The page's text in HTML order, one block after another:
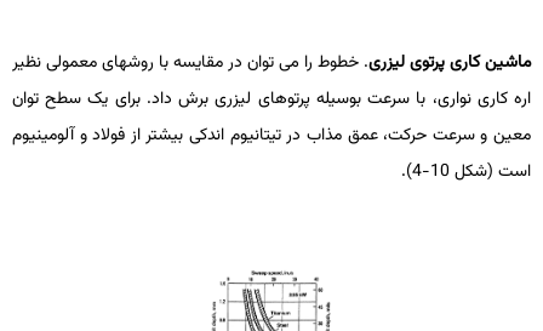
ماشین­ کاری پرتوی لیزری. خطوط را می­ توان در مقایسه با روش­های معمولی نظیر
اره­ کاری نواری، با سرعت بوسیله پرتوهای لیزری برش داد. برای یک سطح توان
معین و سرعت حرکت، عمق مذاب در تیتانیوم اندکی بیشتر از فولاد و آلومینیوم
است (شکل 10-4).